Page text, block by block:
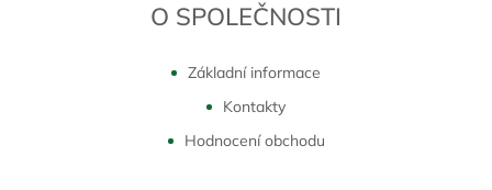
O SPOLEČNOSTI
Základní informace
Kontakty
Hodnocení obchodu